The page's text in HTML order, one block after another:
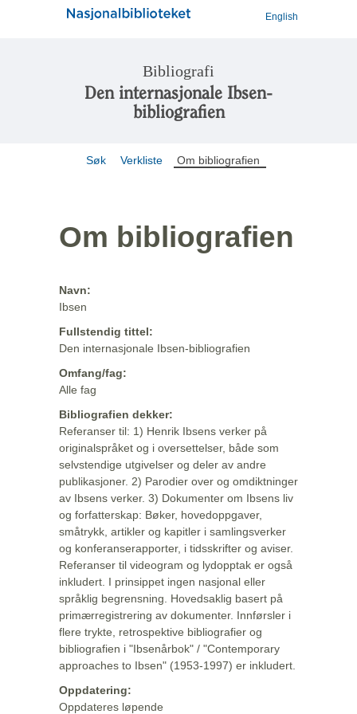
English
Bibliografi
Den internasjonale Ibsen-
bibliografien
Søk Verkliste Om bibliografien
Om bibliografien
Navn:
Ibsen
Fullstendig tittel:
Den internasjonale Ibsen-bibliografien
Omfang/fag:
Alle fag
Bibliografien dekker:
Referanser til: 1) Henrik Ibsens verker på
originalspråket og i oversettelser, både som
selvstendige utgivelser og deler av andre
publikasjoner. 2) Parodier over og omdiktninger
av Ibsens verker. 3) Dokumenter om Ibsens liv
og forfatterskap: Bøker, hovedoppgaver,
småtrykk, artikler og kapitler i samlingsverker
og konferanserapporter, i tidsskrifter og aviser.
Referanser til videogram og lydopptak er også
inkludert. I prinsippet ingen nasjonal eller
språklig begrensning. Hovedsaklig basert på
primærregistrering av dokumenter. Innførsler i
flere trykte, retrospektive bibliografier og
bibliografien i "Ibsenårbok" / "Contemporary
approaches to Ibsen" (1953-1997) er inkludert.
Oppdatering:
Oppdateres løpende